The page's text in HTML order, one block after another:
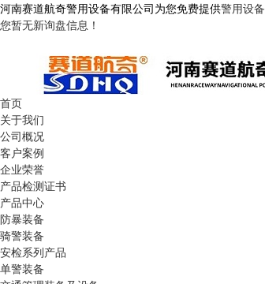
河南赛道航奇警用设备有限公司为您免费提供警用设备
您暂无新询盘信息！
首页
关于我们
公司概况
客户案例
企业荣誉
产品检测证书
产品中心
防暴装备
骑警装备
安检系列产品
单警装备